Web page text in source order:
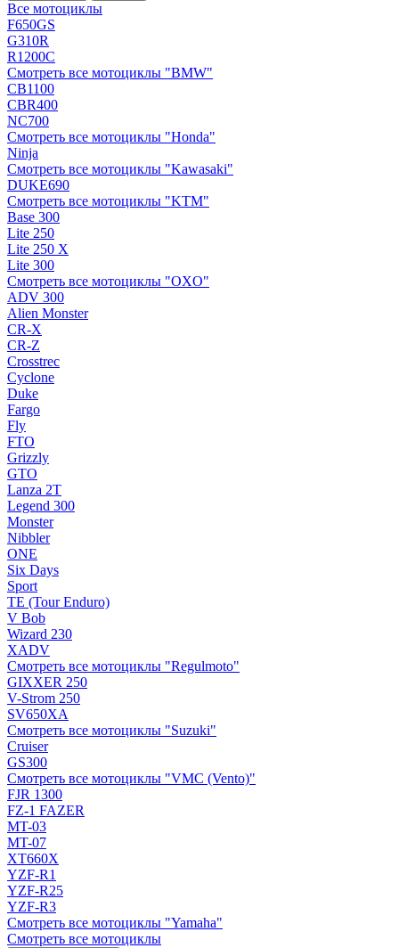
Все мотоциклы
F650GS
G310R
R1200C
Смотреть все мотоциклы "BMW"
CB1100
CBR400
NC700
Смотреть все мотоциклы "Honda"
Ninja
Смотреть все мотоциклы "Kawasaki"
DUKE690
Смотреть все мотоциклы "KTM"
Base 300
Lite 250
Lite 250 X
Lite 300
Смотреть все мотоциклы "OXO"
ADV 300
Alien Monster
CR-X
CR-Z
Crosstrec
Cyclone
Duke
Fargo
Fly
FTO
Grizzly
GTO
Lanza 2T
Legend 300
Monster
Nibbler
ONE
Six Days
Sport
TE (Tour Enduro)
V Bob
Wizard 230
XADV
Смотреть все мотоциклы "Regulmoto"
GIXXER 250
V-Strom 250
SV650XA
Смотреть все мотоциклы "Suzuki"
Cruiser
GS300
Смотреть все мотоциклы "VMC (Vento)"
FJR 1300
FZ-1 FAZER
MT-03
MT-07
XT660X
YZF-R1
YZF-R25
YZF-R3
Смотреть все мотоциклы "Yamaha"
Смотреть все мотоциклы